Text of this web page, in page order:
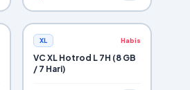
XL Habis
VC XL Hotrod L 7H (8 GB
/ 7 Hari)